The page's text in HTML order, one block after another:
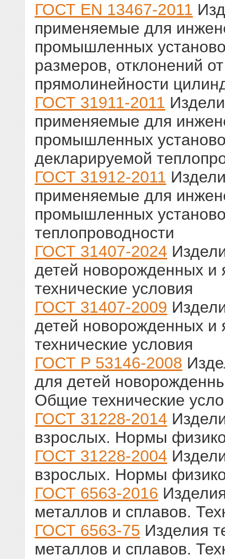
ГОСТ EN 13467-2011
применяемые для
промышленных
размеров, отклонений
прямолинейности
ГОСТ 31911-2011
применяемые для
промышленных
декларируемой
ГОСТ 31912-2011
применяемые для
промышленных
теплопроводности
ГОСТ 31407-2024
детей новорожденных и
технические условия
ГОСТ 31407-2009
детей новорожденных и
технические условия
ГОСТ Р 53146-2008
для детей
Общие технические
ГОСТ 31228-2014
взрослых. Нормы
ГОСТ 31228-2004
взрослых. Нормы
ГОСТ 6563-2016
металлов и сплавов.
ГОСТ 6563-75 Изделия
металлов и сплавов.